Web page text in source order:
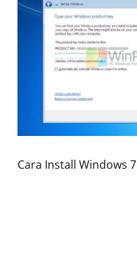
Cara Install Windows 7